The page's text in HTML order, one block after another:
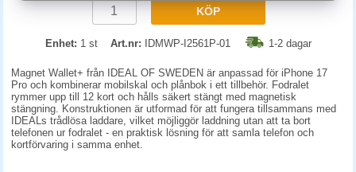
KÖP
Enhet: 1 st Art.nr: IDMWP-I2561P-01 1-2 dagar
Magnet Wallet+ från IDEAL OF SWEDEN är anpassad för iPhone 17
Pro och kombinerar mobilskal och plånbok i ett tillbehör. Fodralet
rymmer upp till 12 kort och hålls säkert stängt med magnetisk
stängning. Konstruktionen är utformad för att fungera tillsammans med
IDEALs trådlösa laddare, vilket möjliggör laddning utan att ta bort
telefonen ur fodralet - en praktisk lösning för att samla telefon och
kortförvaring i samma enhet.